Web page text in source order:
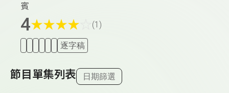
賓
4★★★★ (1)
逐字稿
節目單集列表 日期篩選